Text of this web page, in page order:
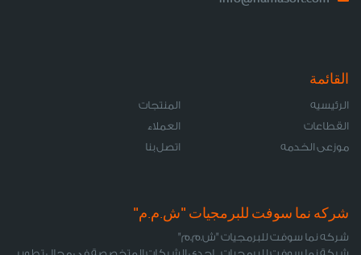
القائمة
الرئيسيه
المنتجات
القطاعات
العملاء
موزعى الخدمه
اتصل بنا
شركه نما سوفت للبرمجيات "ش.م.م"
شركه نما سوفت للبرمجيات "ش.م.م"